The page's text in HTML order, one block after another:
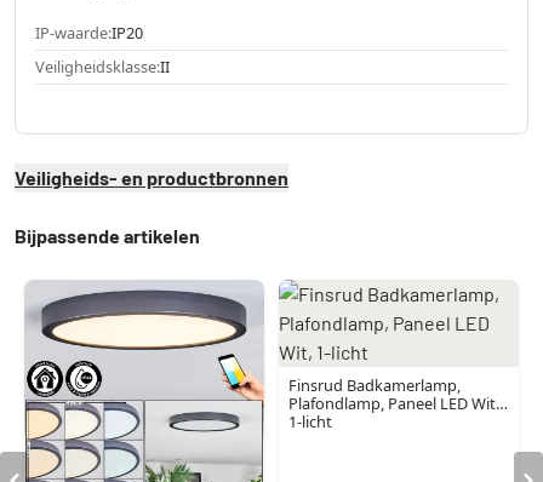
IP-waarde:IP20
Veiligheidsklasse:II
Veiligheids- en productbronnen
Bijpassende artikelen
Finsrud Badkamerlamp,
Plafondlamp, Paneel LED Wit,
1-licht